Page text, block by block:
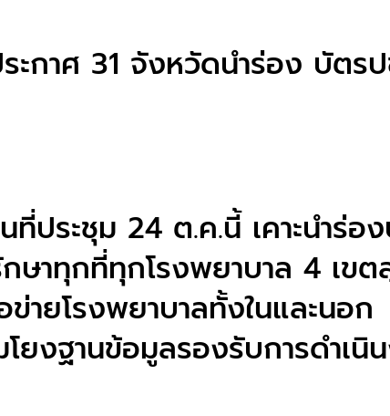
กาศ 31 จังหวัดนำร่อง บัตร
ที่ประชุม 24 ต.ค.นี้ เคาะนำร่อ
กษาทุกที่ทุกโรงพยาบาล 4 เข
ายโรงพยาบาลทั้งในและนอก
งฐานข้อมูลรองรับการดำเนิ